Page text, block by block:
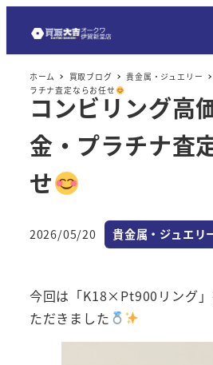
ホーム 買取ブログ 貴金属・ジュエリー
ラチナ査定ならお任せ
コンビリング高
金・プラチナ査
せ
投稿日
2026/05/20 カテゴリー
貴金属・ジュエリ
今回は「K18×Pt900リング
ただきました